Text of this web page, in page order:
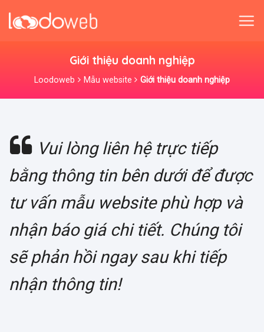
Giới thiệu doanh nghiệp
Loodoweb Mẫu website Giới thiệu doanh nghiệp
Vui lòng liên hệ trực tiếp
bằng thông tin bên dưới để được
tư vấn mẫu website phù hợp và
nhận báo giá chi tiết. Chúng tôi
sẽ phản hồi ngay sau khi tiếp
nhận thông tin!